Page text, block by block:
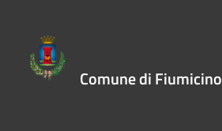
Comune di Fiumicino